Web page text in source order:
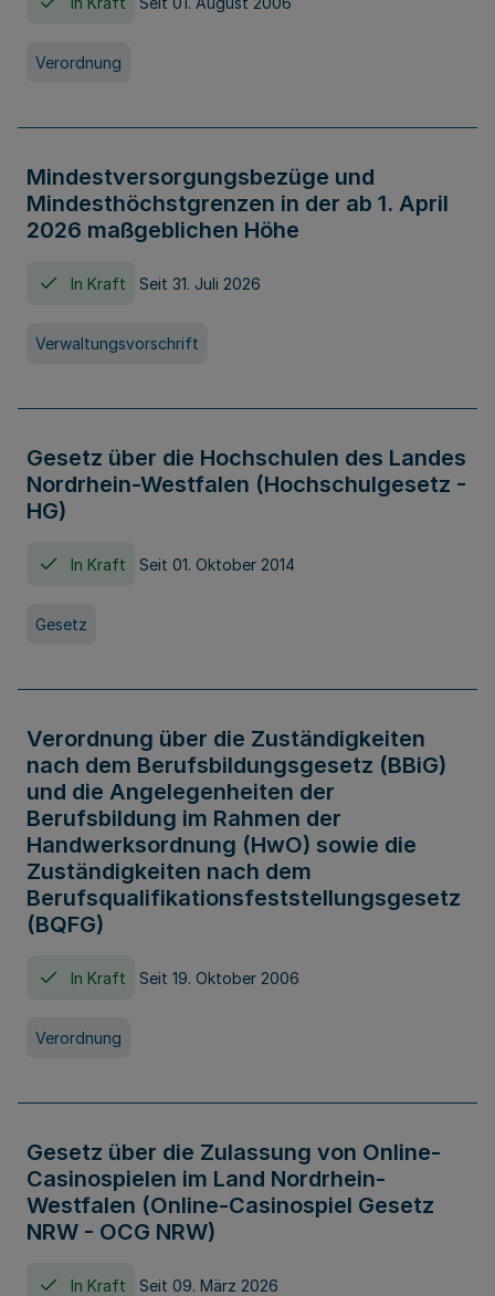
Verordnung
Mindestversorgungsbezüge und
Mindesthöchstgrenzen in der ab 1. April
2026 maßgeblichen Höhe
In Kraft Seit 31. Juli 2026
Verwaltungsvorschrift
Gesetz über die Hochschulen des Landes
Nordrhein-Westfalen (Hochschulgesetz -
HG)
In Kraft Seit 01. Oktober 2014
Gesetz
Verordnung über die Zuständigkeiten
nach dem Berufsbildungsgesetz (BBiG)
und die Angelegenheiten der
Berufsbildung im Rahmen der
Handwerksordnung (HwO) sowie die
Zuständigkeiten nach dem
Berufsqualifikationsfeststellungsgesetz
(BQFG)
In Kraft Seit 19. Oktober 2006
Verordnung
Gesetz über die Zulassung von Online-
Casinospielen im Land Nordrhein-
Westfalen (Online-Casinospiel Gesetz
NRW - OCG NRW)
In Kraft Seit 09. März 2026